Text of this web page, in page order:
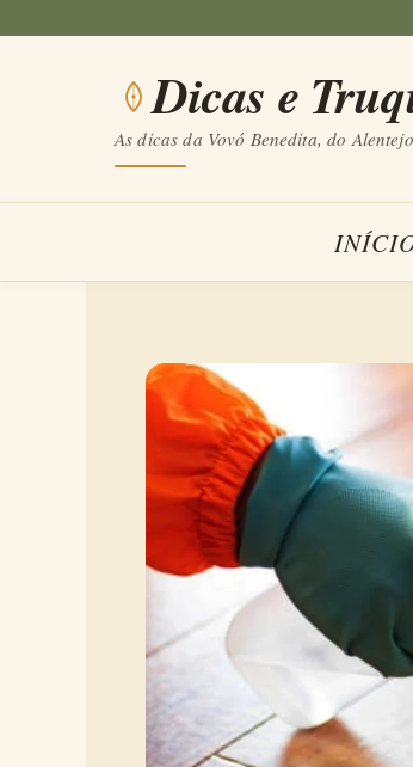
conteúdo
Dicas e
As dicas da Vovó Benedita, do Alentejo